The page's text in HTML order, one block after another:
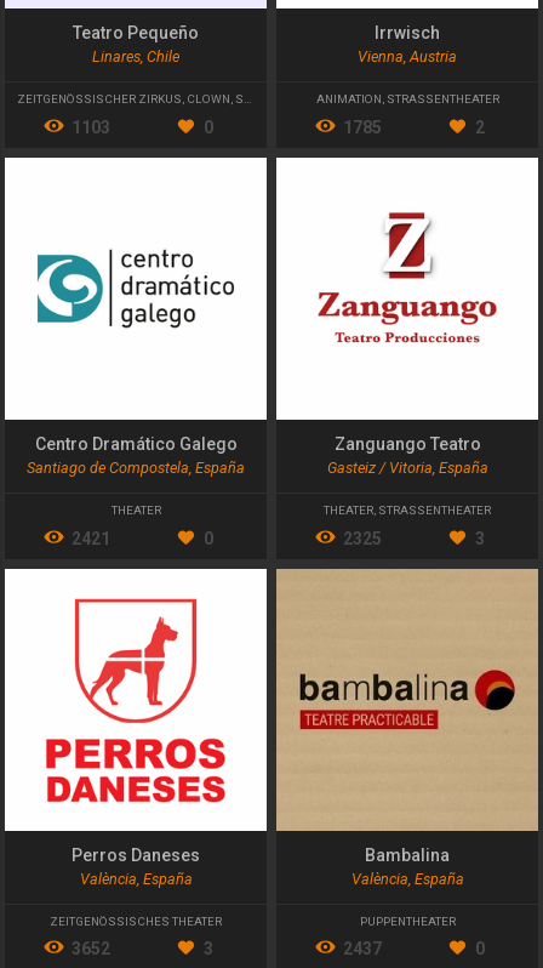
Teatro Pequeño
Linares, Chile
ZEITGENÖSSISCHER ZIRKUS, CLOWN , STRASSENTHEATER
1103 0
Irrwisch
Vienna, Austria
ANIMATION , STRASSENTHEATER
1785 2
Centro Dramático Galego
Santiago de Compostela, España
THEATER
2421 0
Zanguango Teatro
Gasteiz / Vitoria, España
THEATER STRASSENTHEATER
2325 3
Perros Daneses
València, España
ZEITGENÖSSISCHES THEATER
3652 3
Bambalina
València, España
PUPPENTHEATER
2437 0